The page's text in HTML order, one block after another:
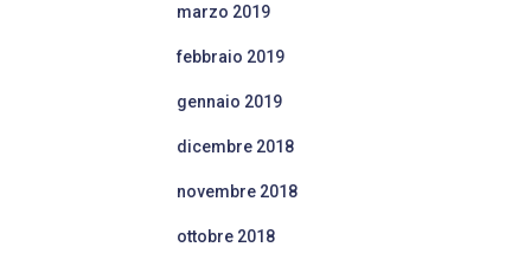
marzo 2019
febbraio 2019
gennaio 2019
dicembre 2018
novembre 2018
ottobre 2018